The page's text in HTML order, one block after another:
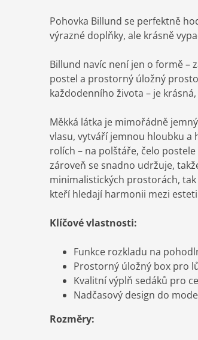
Pohovka Billund se perfektně
výrazné doplňky, ale krásně
Billund navíc není jen o formě –
postel a prostorný úložný
každodenního života – je
Měkká látka je mimořádně
vlasu, vytváří jemnou hloubku a
rolích – na polštáře, čelo
zároveň se snadno udržuje,
minimalistických prostorách,
kteří hledají harmonii mezi
Klíčové vlastnosti:
Funkce rozkladu na
Prostorný úložný box pro
Kvalitní výplň sedáků pro
Nadčasový design do
Rozměry: